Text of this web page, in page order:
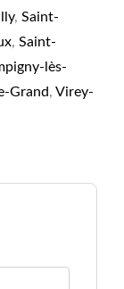
, Saint-
, Saint-
lès-
Grand, Virey-